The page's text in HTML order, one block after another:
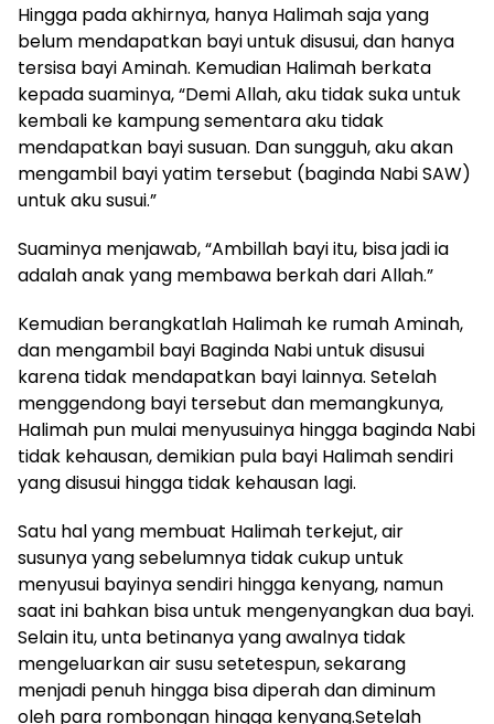
Hingga pada akhirnya, hanya Halimah saja yang
belum mendapatkan bayi untuk disusui, dan hanya
tersisa bayi Aminah. Kemudian Halimah berkata
kepada suaminya, “Demi Allah, aku tidak suka untuk
kembali ke kampung sementara aku tidak
mendapatkan bayi susuan. Dan sungguh, aku akan
mengambil bayi yatim tersebut (baginda Nabi SAW)
untuk aku susui.”
Suaminya menjawab, “Ambillah bayi itu, bisa jadi ia
adalah anak yang membawa berkah dari Allah.”
Kemudian berangkatlah Halimah ke rumah Aminah,
dan mengambil bayi Baginda Nabi untuk disusui
karena tidak mendapatkan bayi lainnya. Setelah
menggendong bayi tersebut dan memangkunya,
Halimah pun mulai menyusuinya hingga baginda Nabi
tidak kehausan, demikian pula bayi Halimah sendiri
yang disusui hingga tidak kehausan lagi.
Satu hal yang membuat Halimah terkejut, air
susunya yang sebelumnya tidak cukup untuk
menyusui bayinya sendiri hingga kenyang, namun
saat ini bahkan bisa untuk mengenyangkan dua bayi.
Selain itu, unta betinanya yang awalnya tidak
mengeluarkan air susu setetespun, sekarang
menjadi penuh hingga bisa diperah dan diminum
oleh para rombongan hingga kenyang.Setelah